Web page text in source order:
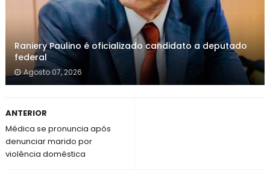
Raniery Paulino é oficializado candidato a deputado
federal
Agosto 07, 2026
ANTERIOR
Médica se pronuncia após
denunciar marido por
violência doméstica